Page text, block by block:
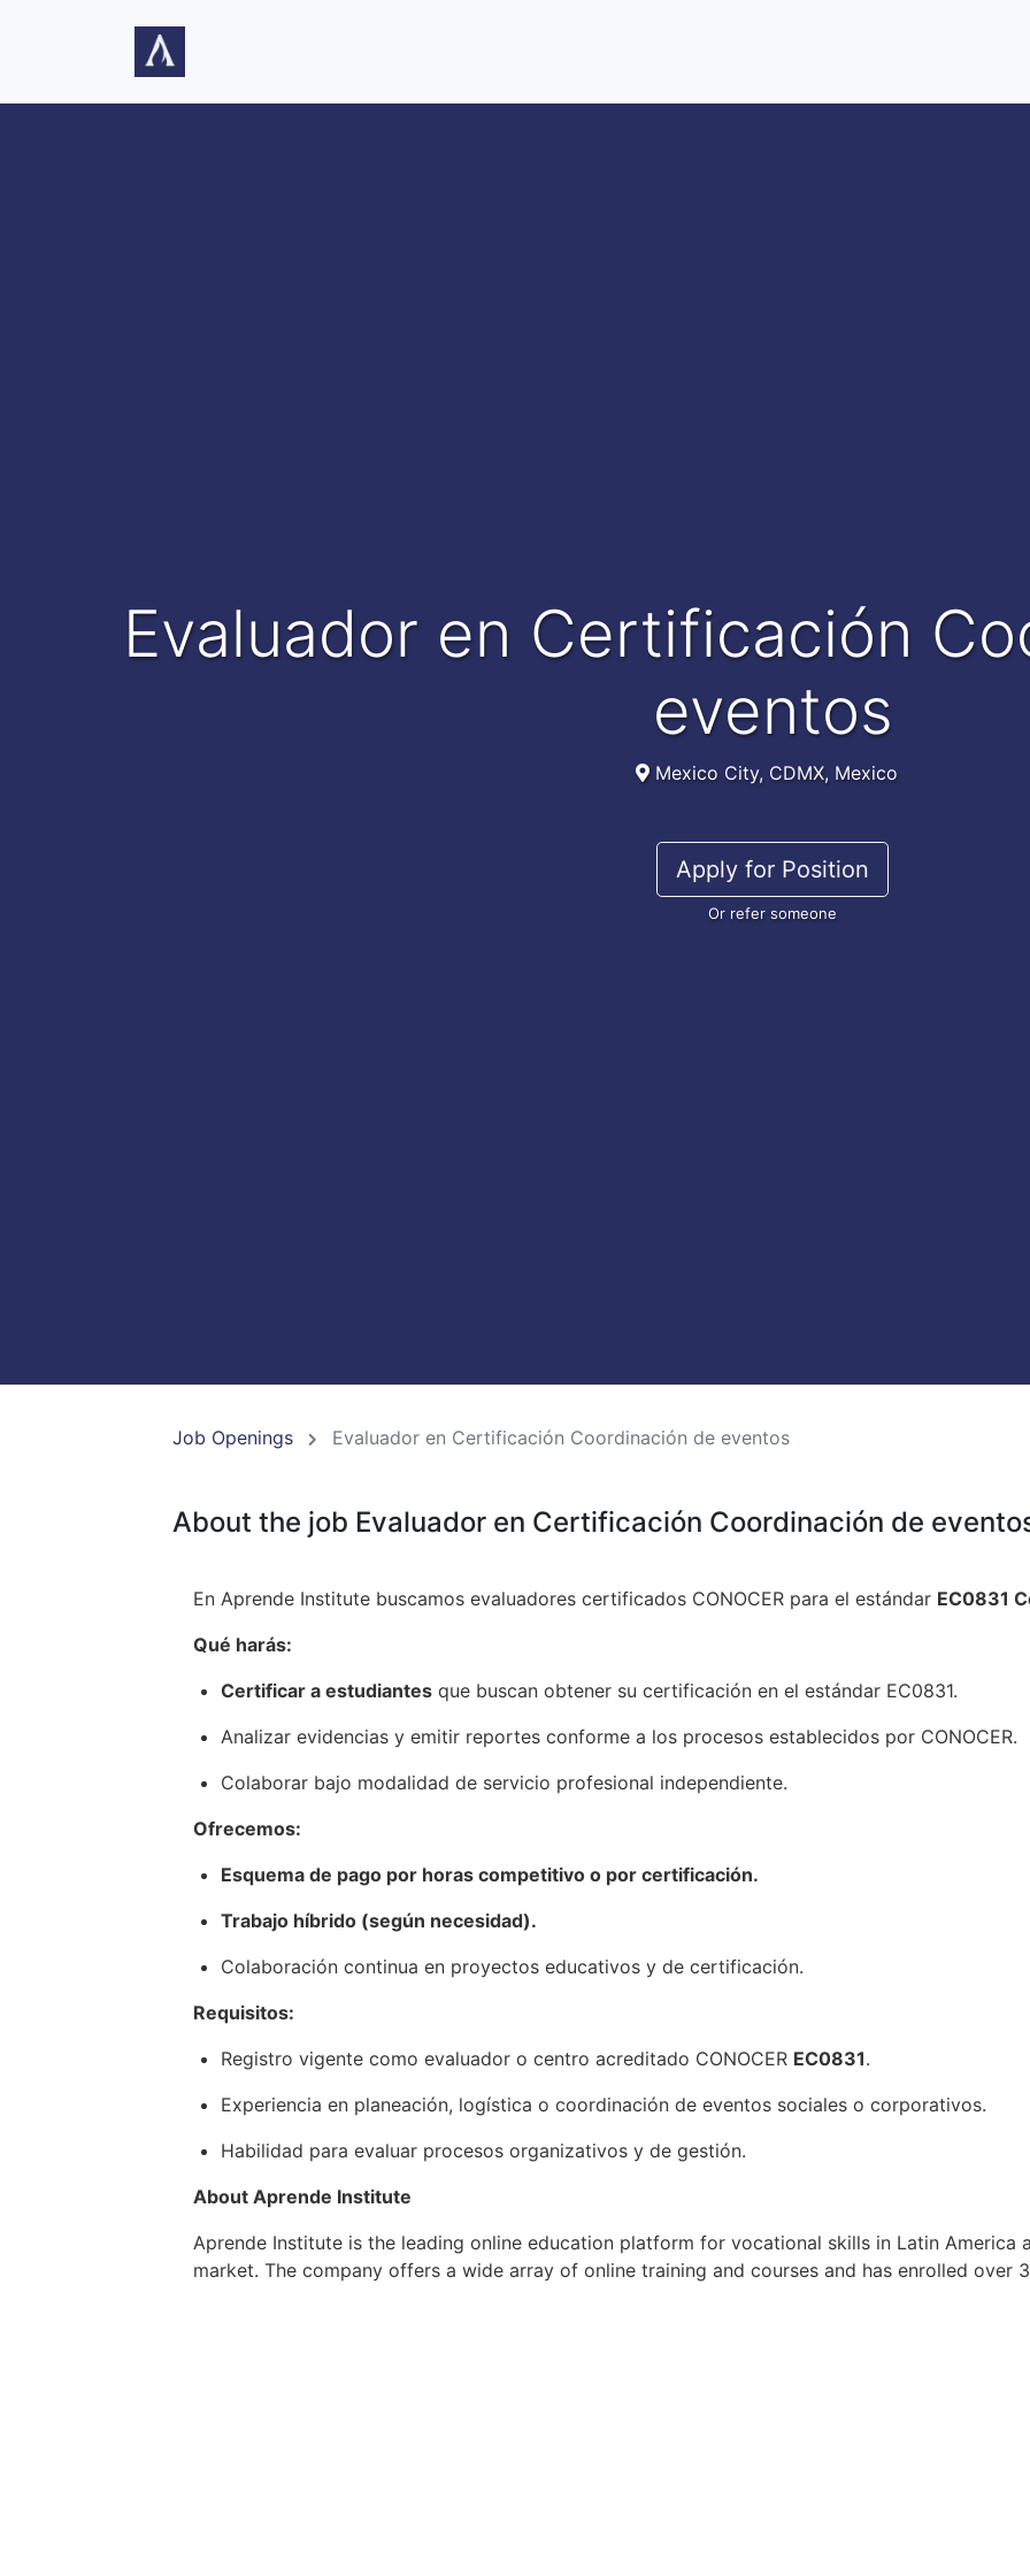
Evaluador en Certificación Coordinación de
eventos
Mexico City, CDMX, Mexico
Apply for Position
Or refer someone
Job Openings Evaluador en Certificación Coordinación de eventos
About the job Evaluador en Certificación Coordinación de
En Aprende Institute buscamos evaluadores certificados CONOCER para el estándar EC0831
Qué harás:
Certificar a estudiantes que buscan obtener su certificación en el estándar EC0831.
Analizar evidencias y emitir reportes conforme a los procesos establecidos por CONOCER.
Colaborar bajo modalidad de servicio profesional independiente.
Ofrecemos:
Esquema de pago por horas competitivo o por certificación.
Trabajo híbrido (según necesidad).
Colaboración continua en proyectos educativos y de certificación.
Requisitos:
Registro vigente como evaluador o centro acreditado CONOCER EC0831.
Experiencia en planeación, logística o coordinación de eventos sociales o corporativos.
Habilidad para evaluar procesos organizativos y de gestión.
About Aprende Institute
Aprende Institute is the leading online education platform for vocational skills in Latin America
market. The company offers a wide array of online training and courses and has enrolled over